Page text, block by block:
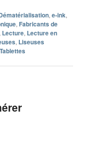
,e-ink,
, Fabricants de
Lecture, Lecture en
, Liseuses
Tablettes